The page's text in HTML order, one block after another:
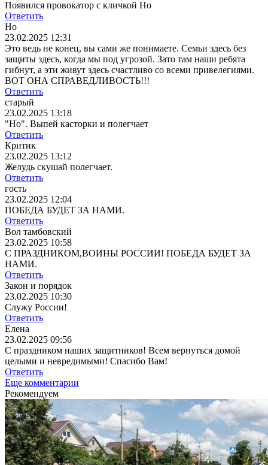
Появился провокатор с кличкой Но
Ответить
Но
23.02.2025 12:31
Это ведь не конец, вы сами же понимаете. Семьи здесь без
защиты здесь, когда мы под угрозой. Зато там наши ребята
гибнут, а эти живут здесь счастливо со всеми привелегиями.
ВОТ ОНА СПРАВЕДЛИВОСТЬ!!!
Ответить
старый
23.02.2025 13:18
"Но". Выпей касторки и полегчает
Ответить
Критик
23.02.2025 13:12
Желудь скушай полегчает.
Ответить
гость
23.02.2025 12:04
ПОБЕДА БУДЕТ ЗА НАМИ.
Ответить
Вол тамбовский
23.02.2025 10:58
С ПРАЗДНИКОМ,ВОИНЫ РОССИИ! ПОБЕДА БУДЕТ ЗА
НАМИ.
Ответить
Закон и порядок
23.02.2025 10:30
Служу России!
Ответить
Елена
23.02.2025 09:56
С праздником наших защитников! Всем вернуться домой
целыми и невредимыми! Спасибо Вам!
Ответить
Еще комментарии
Рекомендуем